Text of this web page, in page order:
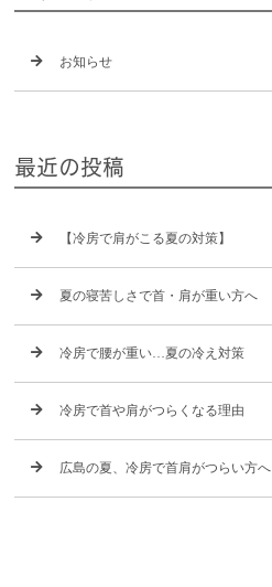
お知らせ
最近の投稿
【冷房で肩がこる夏の対策】
夏の寝苦しさで首・肩が重い方へ
冷房で腰が重い…夏の冷え対策
冷房で首や肩がつらくなる理由
広島の夏、冷房で首肩がつらい方へ